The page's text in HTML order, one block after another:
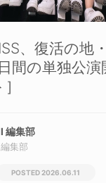
、復活の地
間の単独公演
編集部
集部
2026.06.11